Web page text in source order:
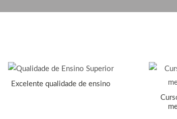
Excelente qualidade de ensino